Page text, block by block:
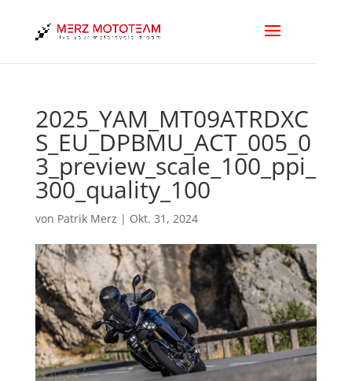
2025_YAM_MT09ATRDXC
S_EU_DPBMU_ACT_005_0
3_preview_scale_100_ppi_
300_quality_100
von Patrik Merz | Okt. 31, 2024